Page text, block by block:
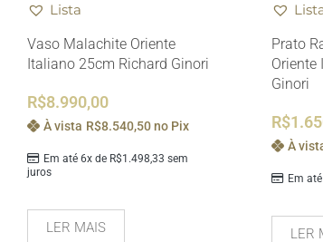
Lista
Vaso Malachite Oriente
Italiano 25cm Richard Ginori
R$8.990,00
Em até 6x de R$1.498,33 sem
juros
À vista R$8.540,50 no Pix
LER MAIS
Prato
Oriente
Ginori
R$
Em
À
LER